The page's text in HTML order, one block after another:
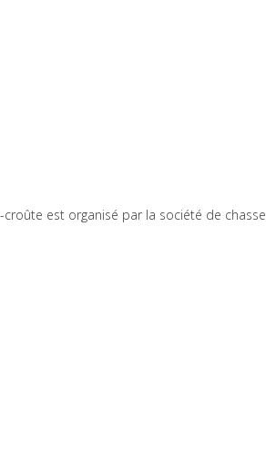
est organisé par la société de